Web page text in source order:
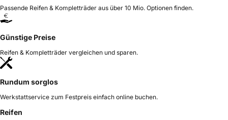
Passende Reifen & Kompletträder aus über 10 Mio. Optionen finden.
Günstige Preise
Reifen & Kompletträder vergleichen und sparen.
Rundum sorglos
Werkstattservice zum Festpreis einfach online buchen.
Reifen